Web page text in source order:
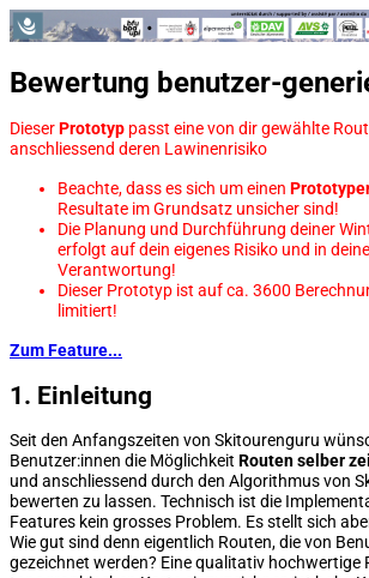
Bewertung benutzer-
DieserPrototyp passt eine von dir gewählte
anschliessend deren Lawinenrisiko
Beachte, dass es sich um einen
Resultate im Grundsatz unsicher sind!
Die Planung und Durchführung deiner
erfolgt auf dein eigenes Risiko und in
Verantwortung!
Dieser Prototyp ist auf ca. 3600
limitiert!
Zum Feature...
1. Einleitung
Seit den Anfangszeiten von Skitourenguru
Benutzer:innen die Möglichkeit Routen selber
und anschliessend durch den Algorithmus von
bewerten zu lassen. Technisch ist die
Features kein grosses Problem. Es stellt sich
Wie gut sind denn eigentlich Routen, die von
gezeichnet werden? Eine qualitativ hochwertige